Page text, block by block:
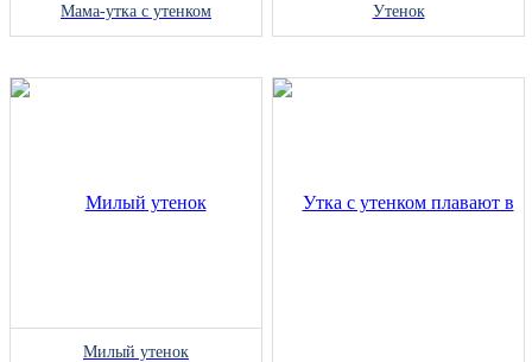
Мама-утка с утенком Утенок
Милый утенок